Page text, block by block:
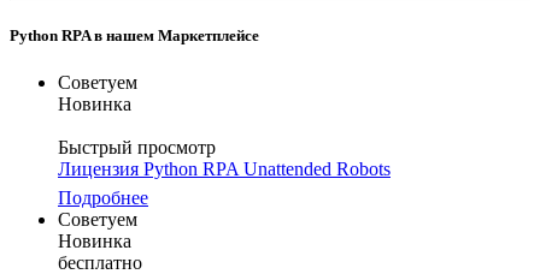
Python RPA в нашем Маркетплейсе
Советуем
Новинка
Быстрый просмотр
Лицензия Python RPA Unattended Robots
Подробнее
Советуем
Новинка
бесплатно